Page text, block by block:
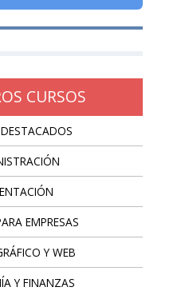
CURSOS
EMPRESAS
Y WEB
Y FINANZAS